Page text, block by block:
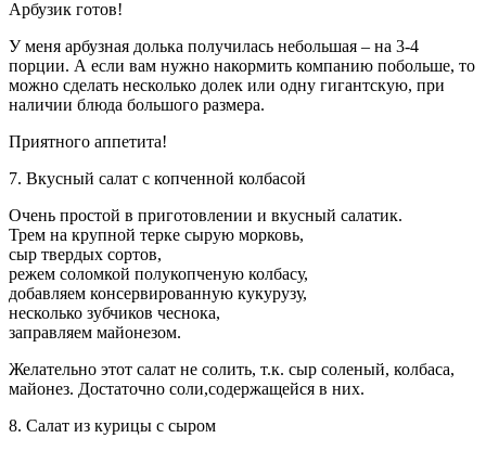
Арбузик готов!
У меня арбузная долька получилась небольшая – на 3-4
порции. А если вам нужно накормить компанию побольше, то
можно сделать несколько долек или одну гигантскую, при
наличии блюда большого размера.
Приятного аппетита!
7. Вкусный салат с копченной колбасой
Очень простой в приготовлении и вкусный салатик.
Трем на крупной терке сырую морковь,
сыр твердых сортов,
режем соломкой полукопченую колбасу,
добавляем консервированную кукурузу,
несколько зубчиков чеснока,
заправляем майонезом.
Желательно этот салат не солить, т.к. сыр соленый, колбаса,
майонез. Достаточно соли,содержащейся в них.
8. Салат из курицы с сыром